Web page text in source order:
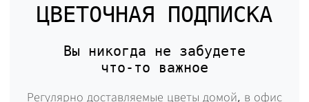
ЦВЕТОЧНАЯ ПОДПИСКА
Вы никогда не забудете
что-то важное
Регулярно доставляемые цветы домой, в офис